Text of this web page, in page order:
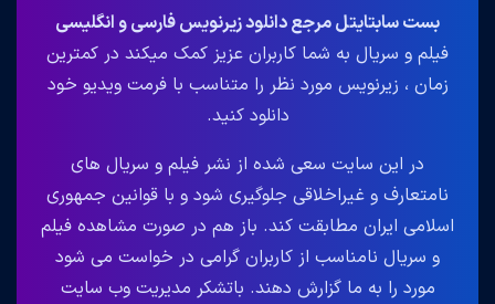
بست سابتایتل مرجع دانلود زیرنویس فارسی و انگلیسی
فیلم و سریال به شما کاربران عزیز کمک میکند در کمترین
زمان ، زیرنویس مورد نظر را متناسب با فرمت ویدیو خود
دانلود کنید.
در این سایت سعی شده از نشر فیلم و سریال های
نامتعارف و غیراخلاقی جلوگیری شود و با قوانین جمهوری
اسلامی ایران مطابقت کند. باز هم در صورت مشاهده فیلم
و سریال نامناسب از کاربران گرامی در خواست می شود
مورد را به ما گزارش دهند. باتشکر مدیریت وب سایت